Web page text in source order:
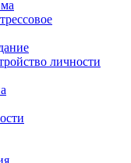
личности